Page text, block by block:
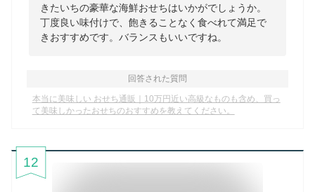
きたいちの豪華な海鮮おせちはいかがでしょうか。
丁度良い味付けで、飽きることなく食べれて満足で
きおすすめです。バランスもいいですね。
回答された質問
本当に美味しい おせち通販｜10万円近い高級なものも含め、買っ
て美味しかったおせちのおすすめを教えてください。
12